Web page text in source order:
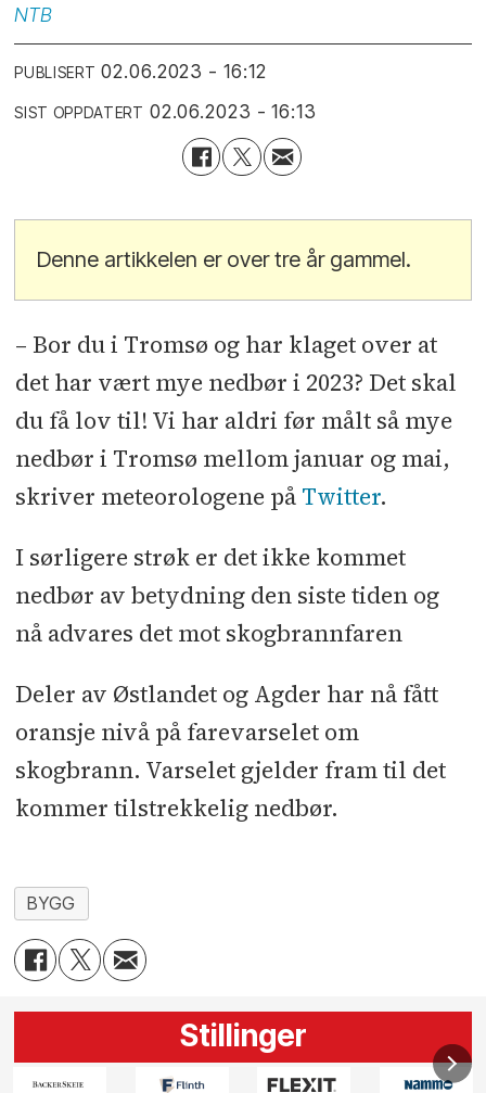
NTB
PUBLISERT 02.06.2023 - 16:12
SIST OPPDATERT 02.06.2023 - 16:13
Denne artikkelen er over tre år gammel.
– Bor du i Tromsø og har klaget over at
det har vært mye nedbør i 2023? Det skal
du få lov til! Vi har aldri før målt så mye
nedbør i Tromsø mellom januar og mai,
skriver meteorologene på Twitter.
I sørligere strøk er det ikke kommet
nedbør av betydning den siste tiden og
nå advares det mot skogbrannfaren
Deler av Østlandet og Agder har nå fått
oransje nivå på farevarselet om
skogbrann. Varselet gjelder fram til det
kommer tilstrekkelig nedbør.
BYGG
Stillinger